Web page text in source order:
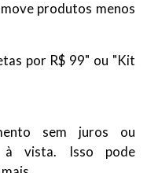
produtos menos
por R$ 99" ou "Kit
sem juros ou
à vista. Isso pode